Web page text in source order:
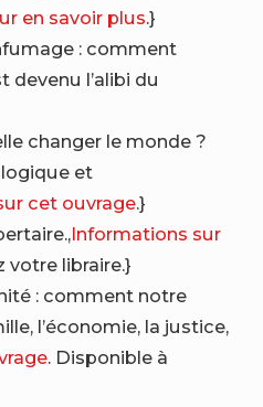
en savoir plus.}
: comment
devenu l’alibi du
changer le monde ?
et
cet ouvrage.}
Informations sur
votre libraire.}
: comment notre
l’économie, la justice,
. Disponible à